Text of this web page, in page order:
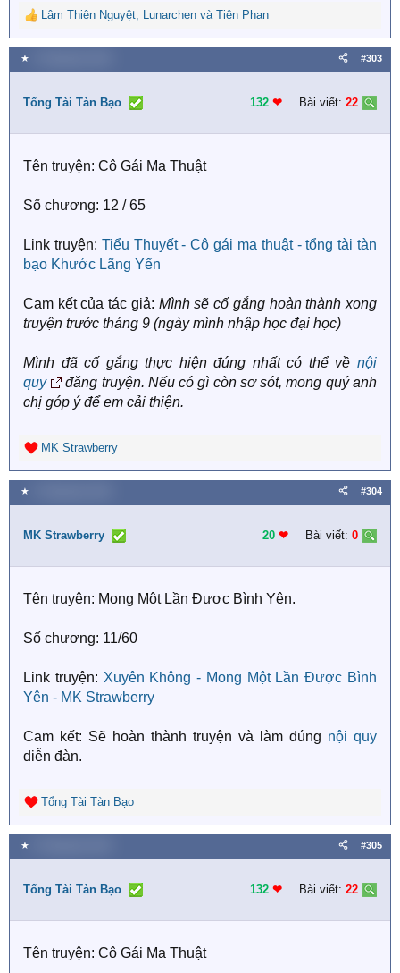
R
e
a
c
i
n
:
Lâm Thiên Nguyệt, Lunarchen và Tiên Phan
★ #303
Tổng Tài Tàn Bạo 132 ❤︎ Bài viết: 22
Tên truyện: Cô Gái Ma Thuật
Số chương: 12 / 65
Link truyện: Tiểu Thuyết - Cô gái ma thuật - tổng tài tàn
bạo Khước Lãng Yển
Cam kết của tác giả: Mình sẽ cố gắng hoàn thành xong
truyện trước tháng 9 (ngày mình nhập học đại học)
Mình đã cố gắng thực hiện đúng nhất có thể về nội
quy
đăng truyện. Nếu có gì còn sơ sót, mong quý anh
chị góp ý để em cải thiện.
R
e
a
c
i
n
:
MK Strawberry
★ #304
MK Strawberry 20 ❤︎ Bài viết: 0
Tên truyện: Mong Một Lần Được Bình Yên.
Số chương: 11/60
Link truyện: Xuyên Không - Mong Một Lần Được Bình
Yên - MK Strawberry
Cam kết: Sẽ hoàn thành truyện và làm đúng nội quy
diễn đàn.
R
e
a
c
i
n
:
Tổng Tài Tàn Bạo
★ #305
Tổng Tài Tàn Bạo 132 ❤︎ Bài viết: 22
Tên truyện: Cô Gái Ma Thuật